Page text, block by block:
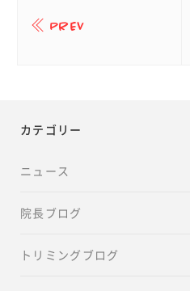
PREV
カテゴリー
ニュース
院長ブログ
トリミングブログ